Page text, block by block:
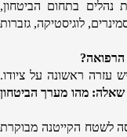
נהלים בתחום הביטחון,
לוגיסטיקה, גזברות
עזרה ראשונה על ציודו.
שאלה: מהו מערך הביטחון
לשטח הקייטנה מבוקרת